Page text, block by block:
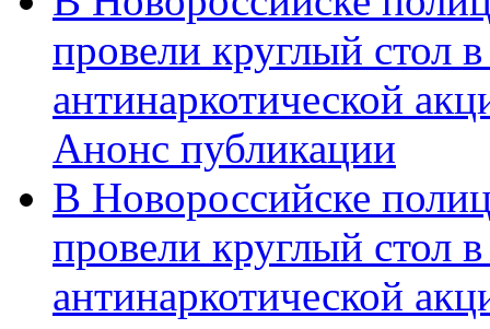
провели круглый стол
антинаркотической
Анонс публикации
В Новороссийске
провели круглый стол
антинаркотической